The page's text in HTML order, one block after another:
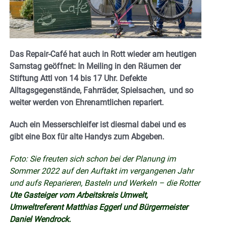
Das Repair-Café hat auch in Rott wieder am heutigen
Samstag geöffnet: In Meiling in den Räumen der
Stiftung Attl von 14 bis 17 Uhr. Defekte
Alltagsgegenstände, Fahrräder, Spielsachen, und so
weiter werden von Ehrenamtlichen repariert.
Auch ein Messerschleifer ist diesmal dabei und es
gibt eine Box für alte Handys zum Abgeben.
Foto: Sie freuten sich schon bei der Planung im
Sommer 2022 auf den Auftakt im vergangenen Jahr
und aufs Reparieren, Basteln und Werkeln – die Rotter
Ute Gasteiger vom Arbeitskreis Umwelt,
Umweltreferent Matthias Eggerl und Bürgermeister
Daniel Wendrock.